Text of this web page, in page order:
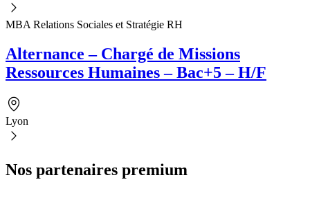
MBA Relations Sociales et Stratégie RH
Alternance – Chargé de Missions
Ressources Humaines – Bac+5 – H/F
Lyon
Nos partenaires premium